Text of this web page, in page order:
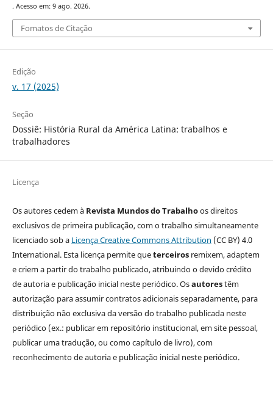
. Acesso em: 9 ago. 2026.
Fomatos de Citação
Edição
v. 17 (2025)
Seção
Dossiê: História Rural da América Latina: trabalhos e
trabalhadores
Licença
Os autores cedem à Revista Mundos do Trabalhoos direitos
exclusivos de primeira publicação, com o trabalho simultaneamente
licenciado sob a Licença Creative Commons Attribution (CC BY) 4.0
International. Esta licença permite queterceirosremixem, adaptem
e criem a partir do trabalho publicado, atribuindo o devido crédito
de autoria e publicação inicial neste periódico. Osautorestêm
autorização para assumir contratos adicionais separadamente, para
distribuição não exclusiva da versão do trabalho publicada neste
periódico (ex.: publicar em repositório institucional, em site pessoal,
publicar uma tradução, ou como capítulo de livro), com
reconhecimento de autoria e publicação inicial neste periódico.